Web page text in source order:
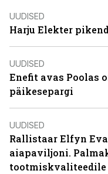
UUDISED
Harju Elekter
UUDISED
Enefit avas Poolas
päikesepargi
UUDISED
Rallistaar Elfyn
aiapaviljoni.
tootmiskvaliteedile